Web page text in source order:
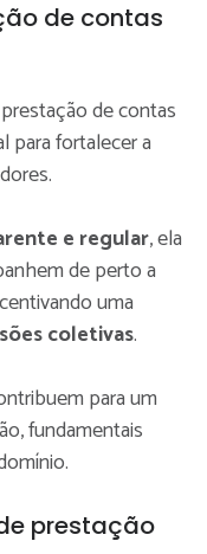
de contas
de contas
para fortalecer a
e regular, ela
de perto a
uma
coletivas.
para um
fundamentais
prestação